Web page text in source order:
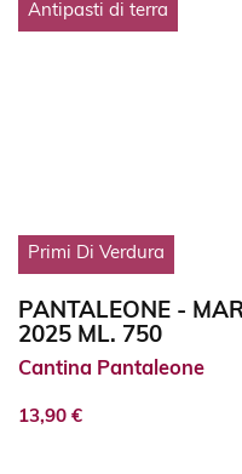
Antipasti di terra
Primi Di Verdura
PANTALEONE -
2025 ML. 750
Cantina Pantaleone
13,90 €